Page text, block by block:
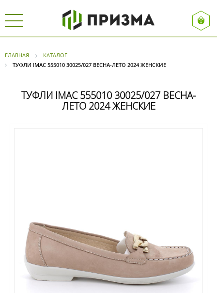
ГЛАВНАЯ
КАТАЛОГ
ТУФЛИ IMAC 555010 30025/027 ВЕСНА-ЛЕТО 2024 ЖЕНСКИЕ
ТУФЛИ IMAC 555010 30025/027 ВЕСНА-
ЛЕТО 2024 ЖЕНСКИЕ